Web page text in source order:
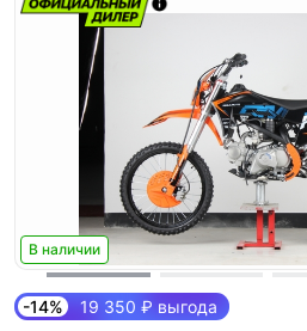
В наличии
-14% 19 350 ₽ выгода